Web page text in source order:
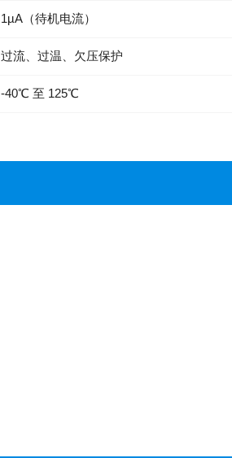
1µA（待机电流）
过流、过温、欠压保护
-40℃ 至 125℃